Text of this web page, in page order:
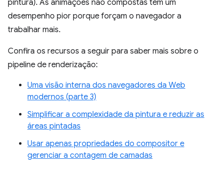
pintura). As animações não compostas têm um
desempenho pior porque forçam o navegador a
trabalhar mais.
Confira os recursos a seguir para saber mais sobre o
pipeline de renderização:
Uma visão interna dos navegadores da Web
modernos (parte 3)
Simplificar a complexidade da pintura e reduzir as
áreas pintadas
Usar apenas propriedades do compositor e
gerenciar a contagem de camadas